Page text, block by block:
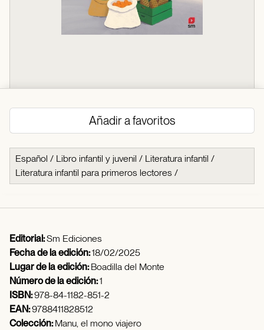
Añadir a favoritos
Español / Libro infantil y juvenil / Literatura infantil /
Literatura infantil para primeros lectores /
Editorial:Sm Ediciones
Fecha de la edición:18/02/2025
Lugar de la edición:Boadilla del Monte
Número de la edición:1
ISBN:978-84-1182-851-2
EAN:9788411828512
Colección:Manu, el mono viajero